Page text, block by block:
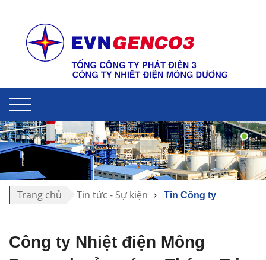
Trang chủ Tin tức - Sự kiện Tin Công ty
Công ty Nhiệt điện Mông